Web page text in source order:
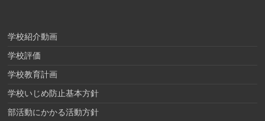
学校紹介動画
学校評価
学校教育計画
学校いじめ防止基本方針
部活動にかかる活動方針